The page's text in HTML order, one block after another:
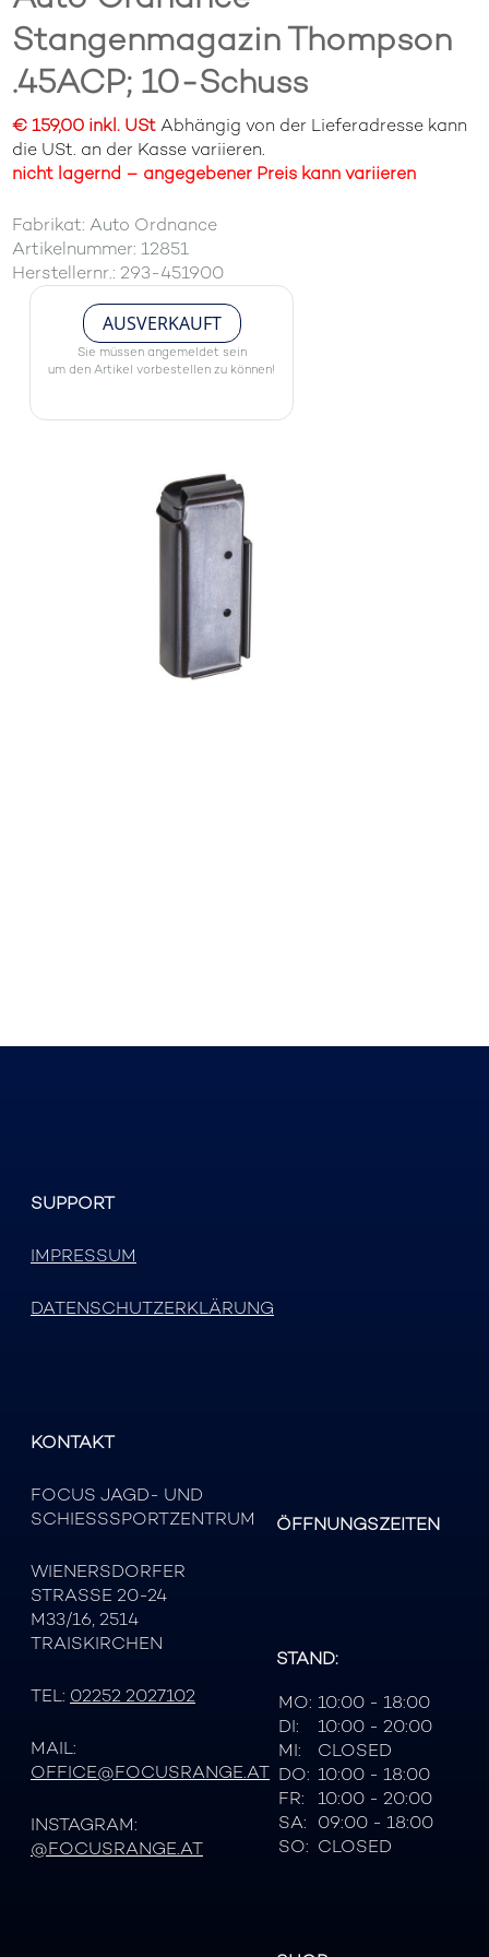
Stangenmagazin Thompson
.45ACP; 10-Schuss
€ 159,00 inkl. UStAbhängig von der Lieferadresse kann
die USt. an der Kasse variieren.
nicht lagernd – angegebener Preis kann variieren
Fabrikat: Auto Ordnance
Artikelnummer: 12851
Herstellernr.: 293-451900
AUSVERKAUFT
Sie müssen angemeldet sein
um den Artikel vorbestellen zu können!
SUPPORT
IMPRESSUM
DATENSCHUTZERKLÄRUNG
KONTAKT
FOCUS JAGD- UND
SCHIESSSPORTZENTRUM
WIENERSDORFER
STRASSE 20-24
M33/16, 2514
TRAISKIRCHEN
TEL: 02252 2027102
MAIL:
OFFICE@FOCUSRANGE.AT
INSTAGRAM:
@FOCUSRANGE.AT
ÖFFNUNGSZEITEN
STAND:
MO: 10:00 - 18:00
DI:
10:00 - 20:00
MI:
CLOSED
DO: 10:00 - 18:00
FR:
10:00 - 20:00
SA: 09:00 - 18:00
SO: CLOSED